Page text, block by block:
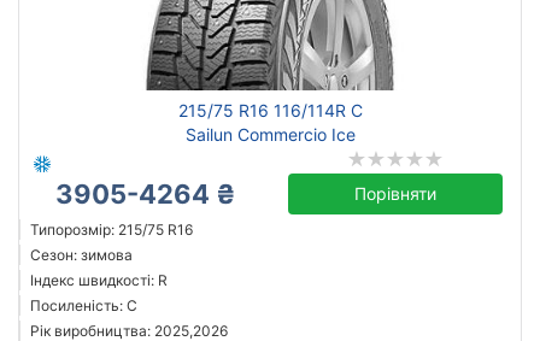
215/75 R16 116/114R C
Sailun Commercio Ice
3905-4264 ₴ Порівняти
Типорозмір: 215/75 R16
Сезон: зимова
Індекс швидкості: R
Посиленість: C
Рік виробництва: 2025,2026